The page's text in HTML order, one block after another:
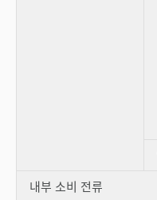
내부 소비 전류